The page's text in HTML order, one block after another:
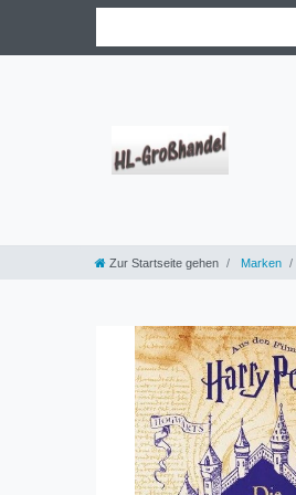
Zur Startseite gehen Marken